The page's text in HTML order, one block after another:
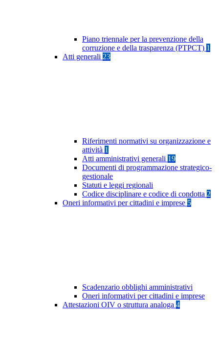
Piano triennale per la prevenzione della
corruzione e della trasparenza (PTPCT) 1
Atti generali 23
Riferimenti normativi su organizzazione e
attività 1
Atti amministrativi generali 19
Documenti di programmazione strategico-
gestionale
Statuti e leggi regionali
Codice disciplinare e codice di condotta 2
Oneri informativi per cittadini e imprese 5
Scadenzario obblighi amministrativi
Oneri informativi per cittadini e imprese
Attestazioni OIV o struttura analoga 4